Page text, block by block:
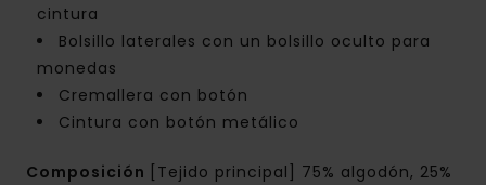
cintura
Bolsillo laterales con un bolsillo oculto para
monedas
Cremallera con botón
Cintura con botón metálico
Composición
[Tejido principal] 75% algodón, 25%